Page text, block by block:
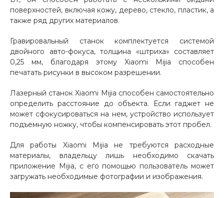
Добавляйте товары
Оплачивайте сегодня только
25% картой любого банка
Получайте товар
выбранный способом
Оставшиеся 75 % будут
списываться с вашей карты
по 25%каждые 2 недели
поверхностей, включая кожу, дерево, стекло, пластик, а
также ряд других материалов.
Гравировальный станок комплектуется системой
двойного авто-фокуса, толщина «штриха» составляет
0,25 мм, благодаря этому Xiaomi Mijia способен
печатать рисунки в высоком разрешении.
Лазерный станок Xiaomi Mijia способен самостоятельно
определить расстояние до объекта. Если гаджет не
может сфокусироваться на нем, устройство использует
подъемную ножку, чтобы компенсировать этот пробел.
Для работы Xiaomi Mijia не требуются расходные
материалы, владельцу лишь необходимо скачать
приложение Mijia, с его помощью пользователь может
загружать необходимые фотографии и изображения.